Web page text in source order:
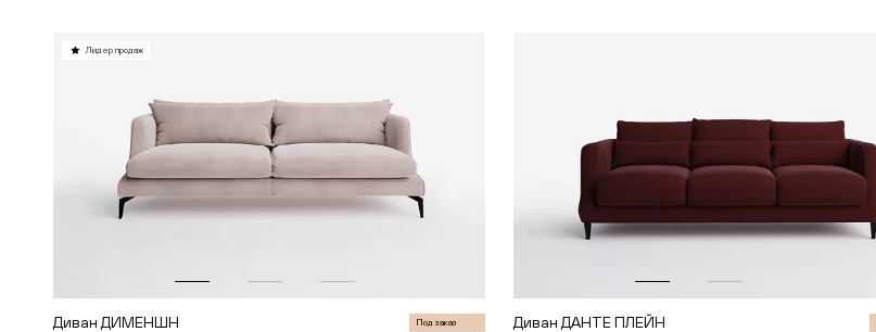
Лидер продаж
Диван ДИМЕНШН Под заказ Диван ДАНТЕ ПЛЕЙН